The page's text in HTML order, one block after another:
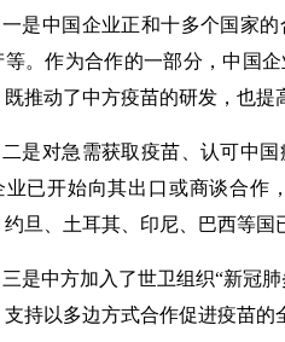
一是中国企业正和十多个国家
等。作为合作的一部分，中国
既推动了中方疫苗的研发，也提
二是对急需获取疫苗、认可中
业已开始向其出口或商谈合作
约旦、土耳其、印尼、巴西等国
三是中方加入了世卫组织“新冠
支持以多边方式合作促进疫苗的